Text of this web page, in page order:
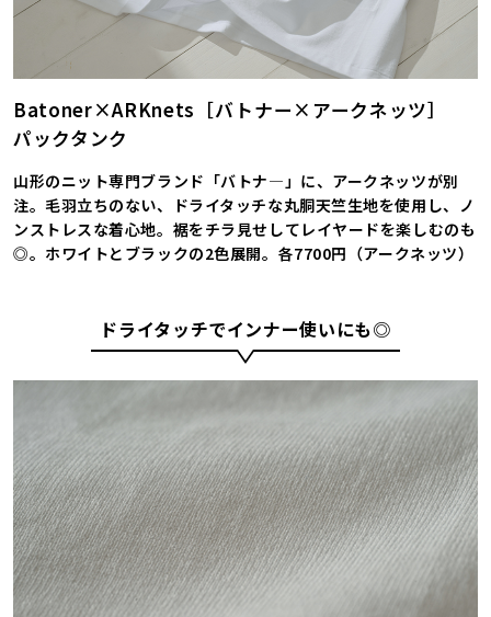
Batoner×ARKnets［バトナー×アークネッツ］
パックタンク
山形のニット専門ブランド「バトナ―」に、アークネッツが別
注。毛羽立ちのない、ドライタッチな丸胴天竺生地を使用し、ノ
ンストレスな着心地。裾をチラ見せしてレイヤードを楽しむのも
◎。ホワイトとブラックの2色展開。各7700円（アークネッツ）
ドライタッチでインナー使いにも◎